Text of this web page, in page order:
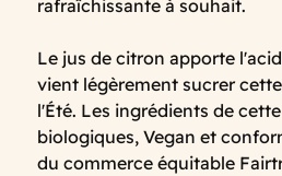
rafraîchissante à souhait.
Le jus de citron apporte
vient légèrement sucrer
l'Été. Les ingrédients de
biologiques, Vegan et
du commerce équitable